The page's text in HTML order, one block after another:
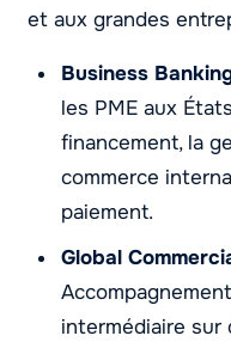
et aux grandes
Business
les PME aux
financement, la
commerce
paiement.
Global
intermédiaire sur